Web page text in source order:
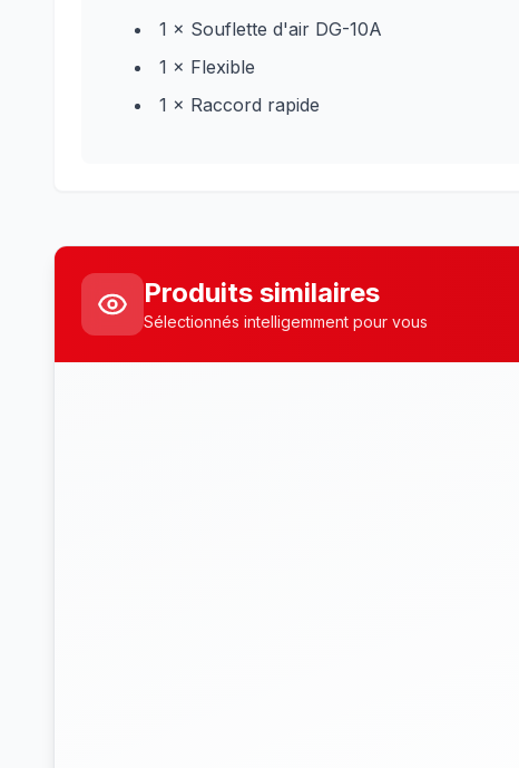
1 × Souflette d'air DG-10A
1 × Flexible
1 × Raccord rapide
Produits similaires
Sélectionnés intelligemment pour vous